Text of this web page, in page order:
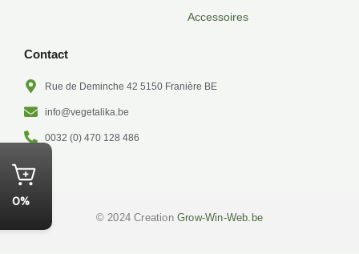
Accessoires
Contact
Rue de Deminche 42 5150 Franière BE
info@vegetalika.be
0032 (0) 470 128 486
© 2024 CreationGrow-Win-Web.be
0%